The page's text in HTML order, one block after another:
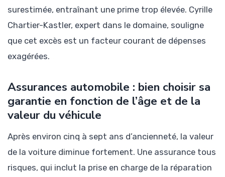
surestimée, entraînant une prime trop élevée. Cyrille
Chartier-Kastler, expert dans le domaine, souligne
que cet excès est un facteur courant de dépenses
exagérées.
Assurances automobile : bien choisir sa
garantie en fonction de l’âge et de la
valeur du véhicule
Après environ cinq à sept ans d’ancienneté, la valeur
de la voiture diminue fortement. Une assurance tous
risques, qui inclut la prise en charge de la réparation